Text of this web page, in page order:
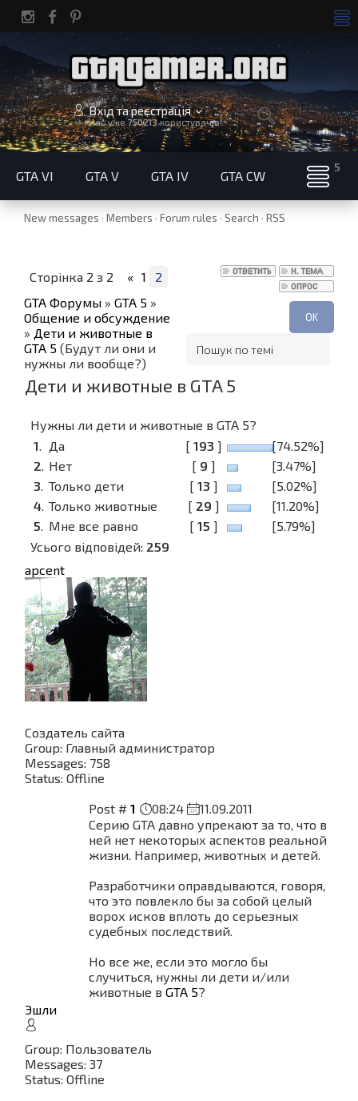
Вхід та реєстрація
Нас уже750213користувачів!
GTA VI GTA V GTA IV GTA CW
New messages · Members · Forum rules · Search · RSS
Сторінка 2 з 2 « 1
2
GTA Форумы » GTA 5 »
Общение и обсуждение
» Дети и животные в
GTA 5 (Будут ли они и
нужны ли вообще?)
Дети и животные в GTA 5
Нужны ли дети и животные в GTA 5?
1. Да [ 193 ]
[74.52%]
2. Нет [ 9 ]
[3.47%]
3. Только дети [ 13 ]
[5.02%]
4. Только животные [ 29 ]
[11.20%]
5. Мне все равно [ 15 ]
[5.79%]
Усього відповідей: 259
apcent
Создатель сайта
Group: Главный администратор
Messages: 758
Status: Offline
Post # 1 08:24
11.09.2011
Серию GTA давно упрекают за то, что в
ней нет некоторых аспектов реальной
жизни. Например, животных и детей.
Разработчики оправдываются, говоря,
что это повлекло бы за собой целый
ворох исков вплоть до серьезных
судебных последствий.
Но все же, если это могло бы
случиться, нужны ли дети и/или
животные в GTA 5?
Эшли
Group: Пользователь
Messages: 37
Status: Offline